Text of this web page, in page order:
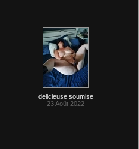
delicieuse soumise
23 Août 2022